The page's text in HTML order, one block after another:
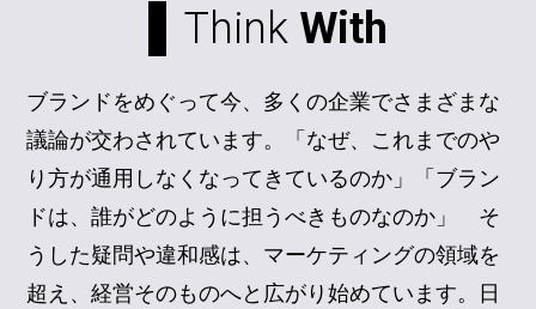
Think With
ブランドをめぐって今、多くの企業でさまざまな
議論が交わされています。「なぜ、これまでのや
り方が通用しなくなってきているのか」「ブラン
ドは、誰がどのように担うべきものなのか」 そ
うした疑問や違和感は、マーケティングの領域を
超え、経営そのものへと広がり始めています。日